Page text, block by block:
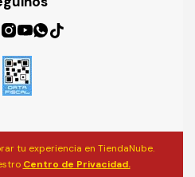
tu experiencia en TiendaNube.
Centro de Privacidad.